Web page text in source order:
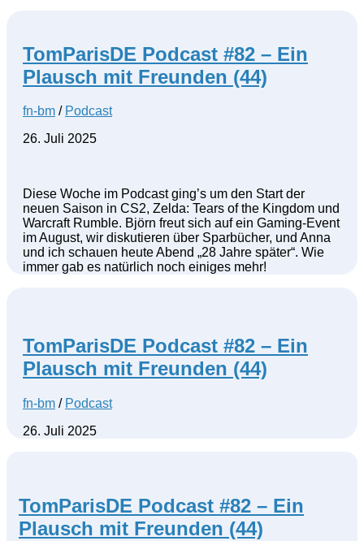
TomParisDE Podcast #82 – Ein
Plausch mit Freunden (44)
fn-bm / Podcast
26. Juli 2025
Diese Woche im Podcast ging’s um den Start der
neuen Saison in CS2, Zelda: Tears of the Kingdom und
Warcraft Rumble. Björn freut sich auf ein Gaming-Event
im August, wir diskutieren über Sparbücher, und Anna
und ich schauen heute Abend „28 Jahre später“. Wie
immer gab es natürlich noch einiges mehr!
TomParisDE Podcast #82 – Ein
Plausch mit Freunden (44)
fn-bm / Podcast
26. Juli 2025
TomParisDE Podcast #82 – Ein
Plausch mit Freunden (44)